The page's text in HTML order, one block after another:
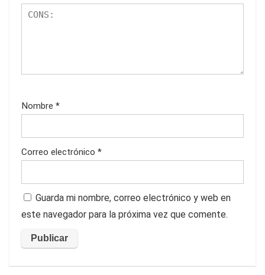
Nombre *
Correo electrónico *
Guarda mi nombre, correo electrónico y web en
este navegador para la próxima vez que comente.